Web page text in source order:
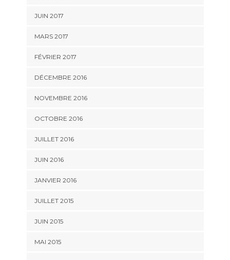
JUIN 2017
MARS 2017
FÉVRIER 2017
DÉCEMBRE 2016
NOVEMBRE 2016
OCTOBRE 2016
JUILLET 2016
JUIN 2016
JANVIER 2016
JUILLET 2015
JUIN 2015
MAI 2015